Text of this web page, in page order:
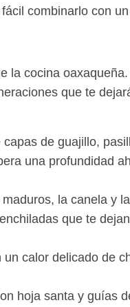
combinarlo con
la cocina
que te
de guajillo,
una profundidad
la canela y
que te
calor delicado de
hoja santa y guías